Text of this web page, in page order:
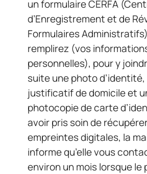
un formulaire CERFA
d’Enregistrement et de
Formulaires
remplirez (vos
personnelles), pour y
suite une photo d’identité,
justificatif de domicile et
photocopie de carte
avoir pris soin de
empreintes digitales, la
informe qu’elle vous
environ un mois lorsque le